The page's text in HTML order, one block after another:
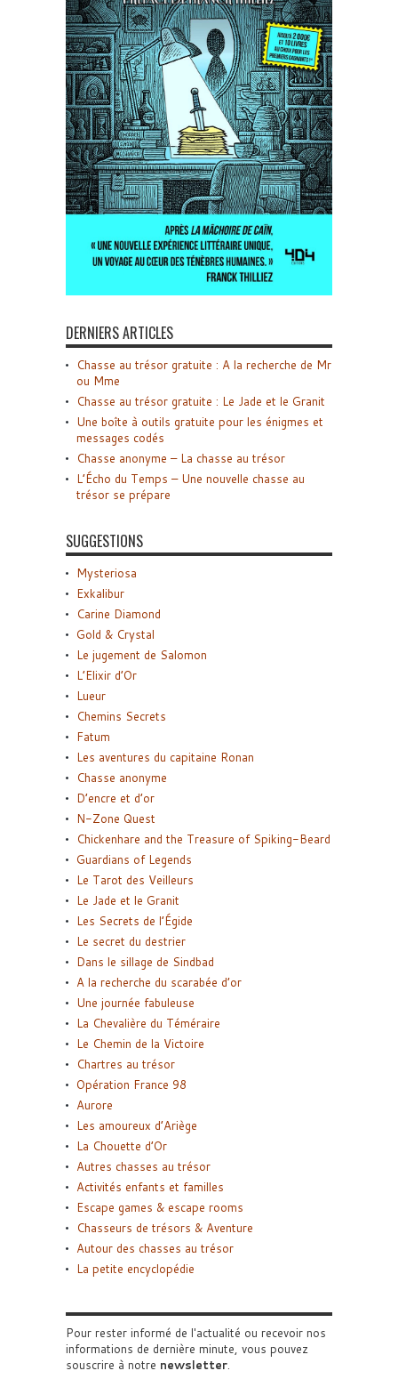
DERNIERS ARTICLES
Chasse au trésor gratuite : A la recherche de Mr
ou Mme
Chasse au trésor gratuite : Le Jade et le Granit
Une boîte à outils gratuite pour les énigmes et
messages codés
Chasse anonyme – La chasse au trésor
L’Écho du Temps – Une nouvelle chasse au
trésor se prépare
SUGGESTIONS
Mysteriosa
Exkalibur
Carine Diamond
Gold & Crystal
Le jugement de Salomon
L’Elixir d’Or
Lueur
Chemins Secrets
Fatum
Les aventures du capitaine Ronan
Chasse anonyme
D’encre et d’or
N-Zone Quest
Chickenhare and the Treasure of Spiking-Beard
Guardians of Legends
Le Tarot des Veilleurs
Le Jade et le Granit
Les Secrets de l’Égide
Le secret du destrier
Dans le sillage de Sindbad
A la recherche du scarabée d’or
Une journée fabuleuse
La Chevalière du Téméraire
Le Chemin de la Victoire
Chartres au trésor
Opération France 98
Aurore
Les amoureux d’Ariège
La Chouette d’Or
Autres chasses au trésor
Activités enfants et familles
Escape games & escape rooms
Chasseurs de trésors & Aventure
Autour des chasses au trésor
La petite encyclopédie
Pour rester informé de l'actualité ou recevoir nos
informations de dernière minute, vous pouvez
souscrire à notre newsletter.